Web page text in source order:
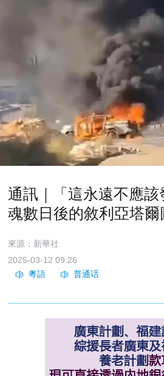
通訊｜「這永遠不應
魂數日後的敘利亞塔爾
來源：新華社
2025-03-12 09:26